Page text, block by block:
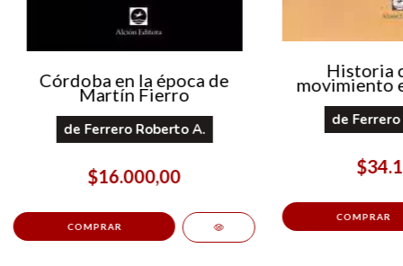
Córdoba en la época de
Martín Fierro
de Ferrero Roberto A.
$16.000,00
Historia
movimiento
Córdoba
de